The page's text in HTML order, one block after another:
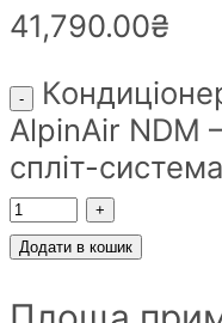
41,790.00₴
AlpinAir NDM
спліт-
Додати в кошик